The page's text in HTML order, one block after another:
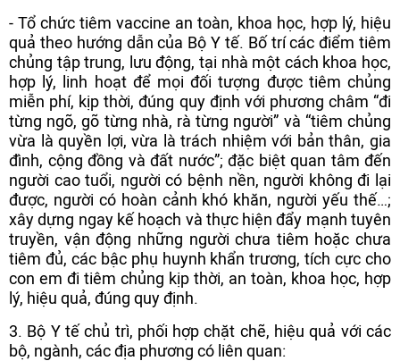
- Tổ chức tiêm vaccine an toàn, khoa học, hợp lý, hiệu
quả theo hướng dẫn của Bộ Y tế. Bố trí các điểm tiêm
chủng tập trung, lưu động, tại nhà một cách khoa học,
hợp lý, linh hoạt để mọi đối tượng được tiêm chủng
miễn phí, kịp thời, đúng quy định với phương châm “đi
từng ngõ, gõ từng nhà, rà từng người” và “tiêm chủng
vừa là quyền lợi, vừa là trách nhiệm với bản thân, gia
đình, cộng đồng và đất nước”; đặc biệt quan tâm đến
người cao tuổi, người có bệnh nền, người không đi lại
được, người có hoàn cảnh khó khăn, người yếu thế…;
xây dựng ngay kế hoạch và thực hiện đẩy mạnh tuyên
truyền, vận động những người chưa tiêm hoặc chưa
tiêm đủ, các bậc phụ huynh khẩn trương, tích cực cho
con em đi tiêm chủng kịp thời, an toàn, khoa học, hợp
lý, hiệu quả, đúng quy định.
3. Bộ Y tế chủ trì, phối hợp chặt chẽ, hiệu quả với các
bộ, ngành, các địa phương có liên quan: